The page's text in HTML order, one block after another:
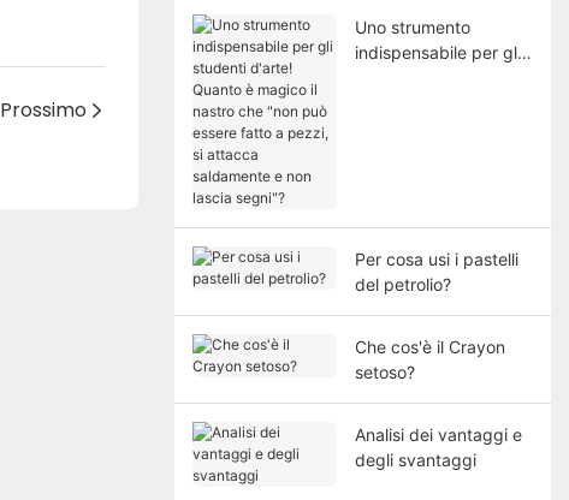
Uno strumento
indispensabile per gli
Per cosa usi i pastelli
del petrolio?
Che cos'è il Crayon
setoso?
Analisi dei vantaggi e
degli svantaggi